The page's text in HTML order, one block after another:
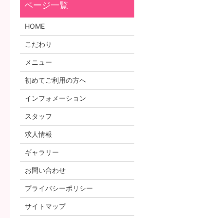
HOME
こだわり
メニュー
初めてご利用の方へ
インフォメーション
スタッフ
求人情報
ギャラリー
お問い合わせ
プライバシーポリシー
サイトマップ